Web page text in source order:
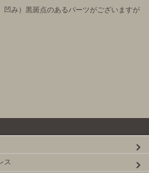
凹み）黒斑点のあるパーツがございますが
ス